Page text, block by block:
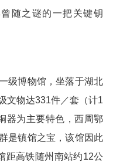
随之谜的一把关键钥
级博物馆，坐落于湖北
文物达331件／套（计1
器为主要特色，西周鄂
是镇馆之宝，该馆因此
距高铁随州南站约12公